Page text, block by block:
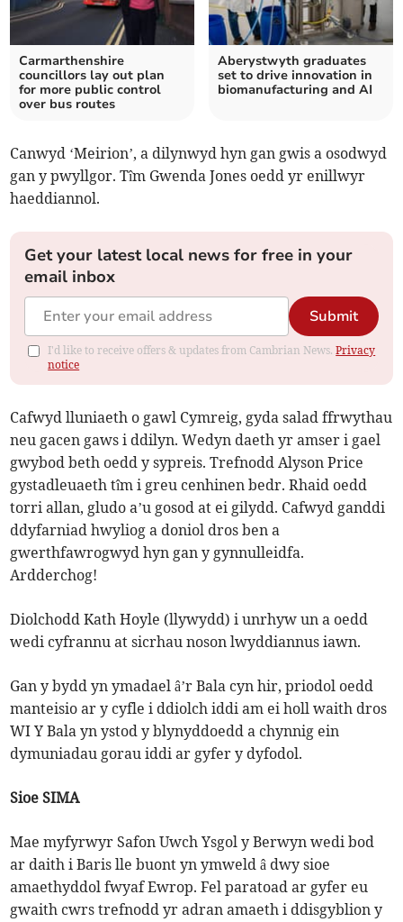
Carmarthenshire
councillors lay out plan
for more public control
over bus routes
Aberystwyth graduates
set to drive innovation in
biomanufacturing and AI
Canwyd ‘Meirion’, a dilynwyd hyn gan gwis a osodwyd
gan y pwyllgor. Tîm Gwenda Jones oedd yr enillwyr
haeddiannol.
Get your latest local news for free in your
email inbox
Submit
I'd like to receive offers & updates from Cambrian News.Privacy
notice
Cafwyd lluniaeth o gawl Cymreig, gyda salad ffrwythau
neu gacen gaws i ddilyn. Wedyn daeth yr amser i gael
gwybod beth oedd y sypreis. Trefnodd Alyson Price
gystadleuaeth tîm i greu cenhinen bedr. Rhaid oedd
torri allan, gludo a’u gosod at ei gilydd. Cafwyd ganddi
ddyfarniad hwyliog a doniol dros ben a
gwerthfawrogwyd hyn gan y gynnulleidfa.
Ardderchog!
Diolchodd Kath Hoyle (llywydd) i unrhyw un a oedd
wedi cyfrannu at sicrhau noson lwyddiannus iawn.
Gan y bydd yn ymadael â’r Bala cyn hir, priodol oedd
manteisio ar y cyfle i ddiolch iddi am ei holl waith dros
WI Y Bala yn ystod y blynyddoedd a chynnig ein
dymuniadau gorau iddi ar gyfer y dyfodol.
Sioe SIMA
Mae myfyrwyr Safon Uwch Ysgol y Berwyn wedi bod
ar daith i Baris lle buont yn ymweld â dwy sioe
amaethyddol fwyaf Ewrop. Fel paratoad ar gyfer eu
gwaith cwrs trefnodd yr adran amaeth i ddisgyblion y